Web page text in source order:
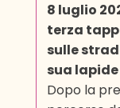
8 luglio
terza
sulle
sua lapide
Dopo la